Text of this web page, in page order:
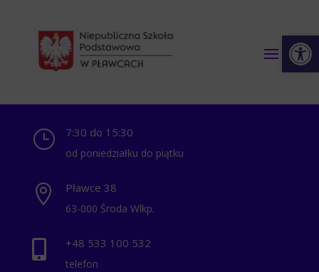
} 7:30 do 15:30
od poniedziałku do piątku
 Pławce 38
63-000 Środa Wlkp.
 +48 ‭533 100 532
telefon